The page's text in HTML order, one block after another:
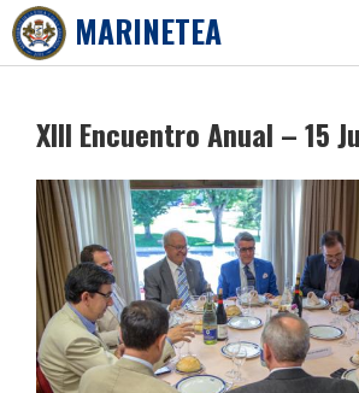
content
MARINETEA
XIII Encuentro Anual – 15